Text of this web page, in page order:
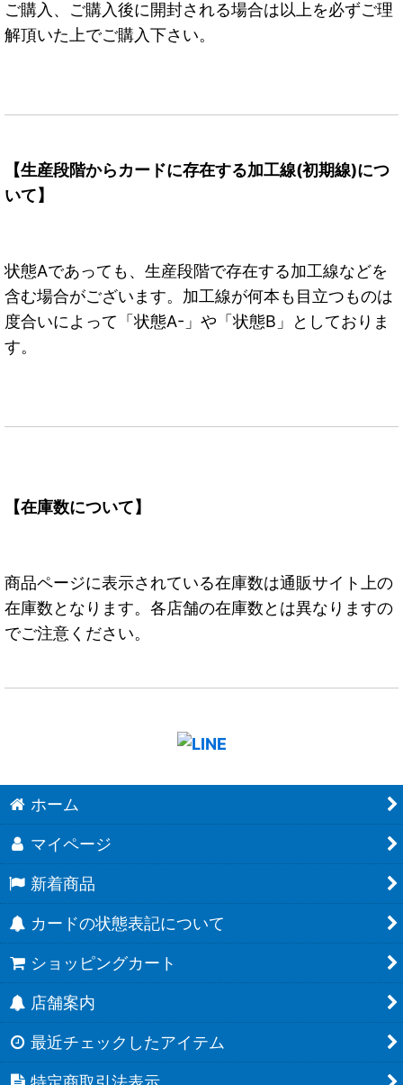
ご購入、ご購入後に開封される場合は以上を必ずご理
解頂いた上でご購入下さい。
【生産段階からカードに存在する加工線(初期線)につ
いて】
状態Aであっても、生産段階で存在する加工線などを
含む場合がございます。加工線が何本も目立つものは
度合いによって「状態A-」や「状態B」としておりま
す。
【在庫数について】
商品ページに表示されている在庫数は通販サイト上の
在庫数となります。各店舗の在庫数とは異なりますの
でご注意ください。
ホーム
マイページ
新着商品
カードの状態表記について
ショッピングカート
店舗案内
最近チェックしたアイテム